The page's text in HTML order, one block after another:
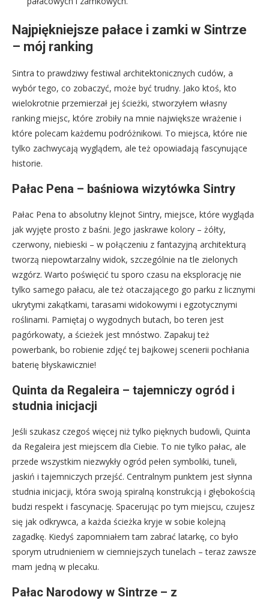
Najpiękniejsze pałace i zamki w Sintrze
– mój ranking
Sintra to prawdziwy festiwal architektonicznych cudów, a
wybór tego, co zobaczyć, może być trudny. Jako ktoś, kto
wielokrotnie przemierzał jej ścieżki, stworzyłem własny
ranking miejsc, które zrobiły na mnie największe wrażenie i
które polecam każdemu podróżnikowi. To miejsca, które nie
tylko zachwycają wyglądem, ale też opowiadają fascynujące
historie.
Pałac Pena – baśniowa wizytówka Sintry
Pałac Pena to absolutny klejnot Sintry, miejsce, które wygląda
jak wyjęte prosto z baśni. Jego jaskrawe kolory – żółty,
czerwony, niebieski – w połączeniu z fantazyjną architekturą
tworzą niepowtarzalny widok, szczególnie na tle zielonych
wzgórz. Warto poświęcić tu sporo czasu na eksplorację nie
tylko samego pałacu, ale też otaczającego go parku z licznymi
ukrytymi zakątkami, tarasami widokowymi i egzotycznymi
roślinami. Pamiętaj o wygodnych butach, bo teren jest
pagórkowaty, a ścieżek jest mnóstwo. Zapakuj też
powerbank, bo robienie zdjęć tej bajkowej scenerii pochłania
baterię błyskawicznie!
Quinta da Regaleira – tajemniczy ogród i
studnia inicjacji
Jeśli szukasz czegoś więcej niż tylko pięknych budowli, Quinta
da Regaleira jest miejscem dla Ciebie. To nie tylko pałac, ale
przede wszystkim niezwykły ogród pełen symboliki, tuneli,
jaskiń i tajemniczych przejść. Centralnym punktem jest słynna
studnia inicjacji, która swoją spiralną konstrukcją i głębokością
budzi respekt i fascynację. Spacerując po tym miejscu, czujesz
się jak odkrywca, a każda ścieżka kryje w sobie kolejną
zagadkę. Kiedyś zapomniałem tam zabrać latarkę, co było
sporym utrudnieniem w ciemniejszych tunelach – teraz zawsze
mam jedną w plecaku.
Pałac Narodowy w Sintrze – z